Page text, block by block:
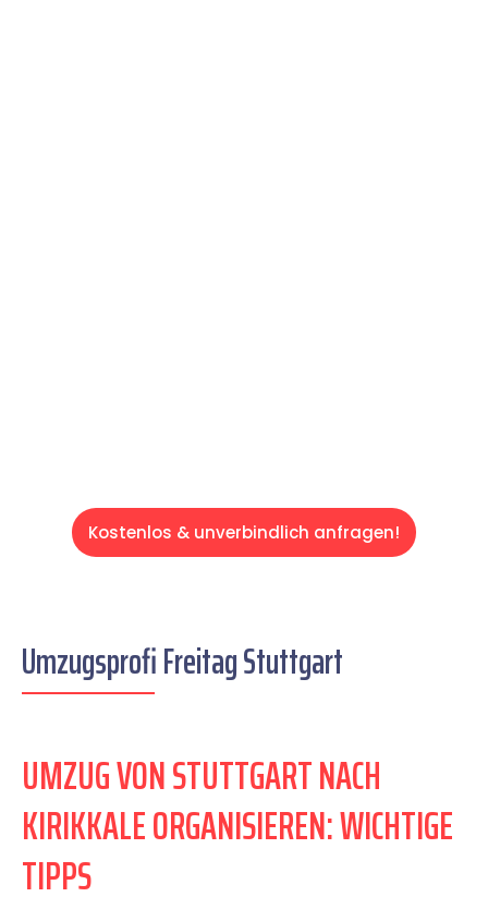
Kostenlos & unverbindlich anfragen!
Umzugsprofi Freitag Stuttgart
UMZUG VON STUTTGART NACH
KIRIKKALE ORGANISIEREN: WICHTIGE
TIPPS